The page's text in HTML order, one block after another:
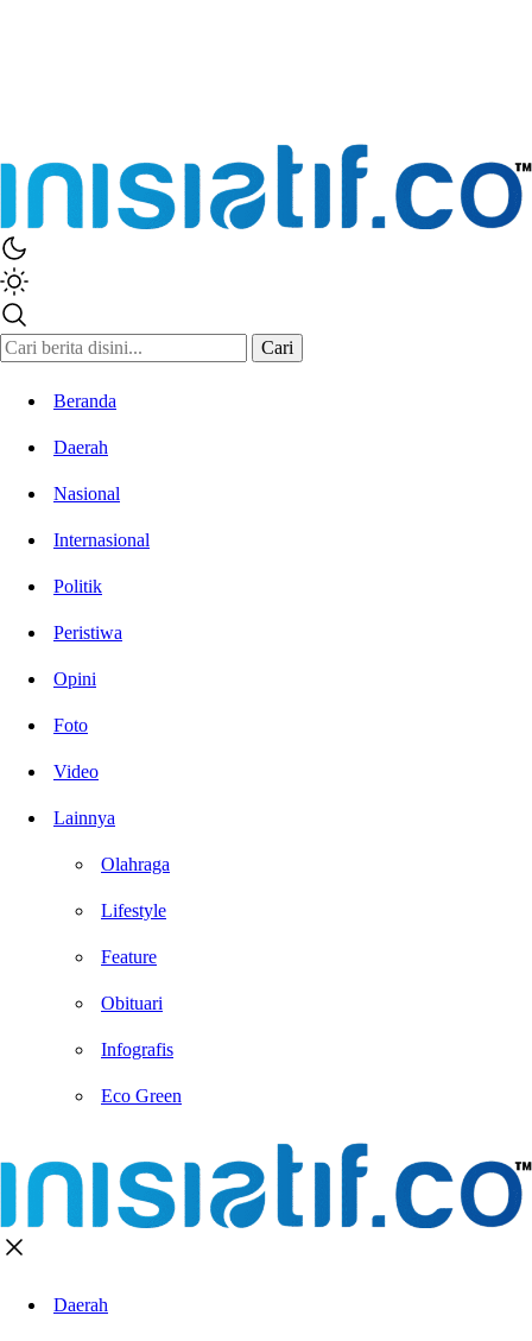
Inisiatif.co
Stay Connected Stay Informed
Cari
Beranda
Daerah
Nasional
Internasional
Politik
Peristiwa
Opini
Foto
Video
Lainnya
Olahraga
Lifestyle
Feature
Obituari
Infografis
Eco Green
Daerah